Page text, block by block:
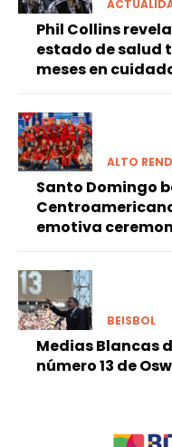
Phil Collins
estado de salud
meses en
ALTO
Santo Domingo
emotiva
BEISBOL
Medias Blancas
número 13 de